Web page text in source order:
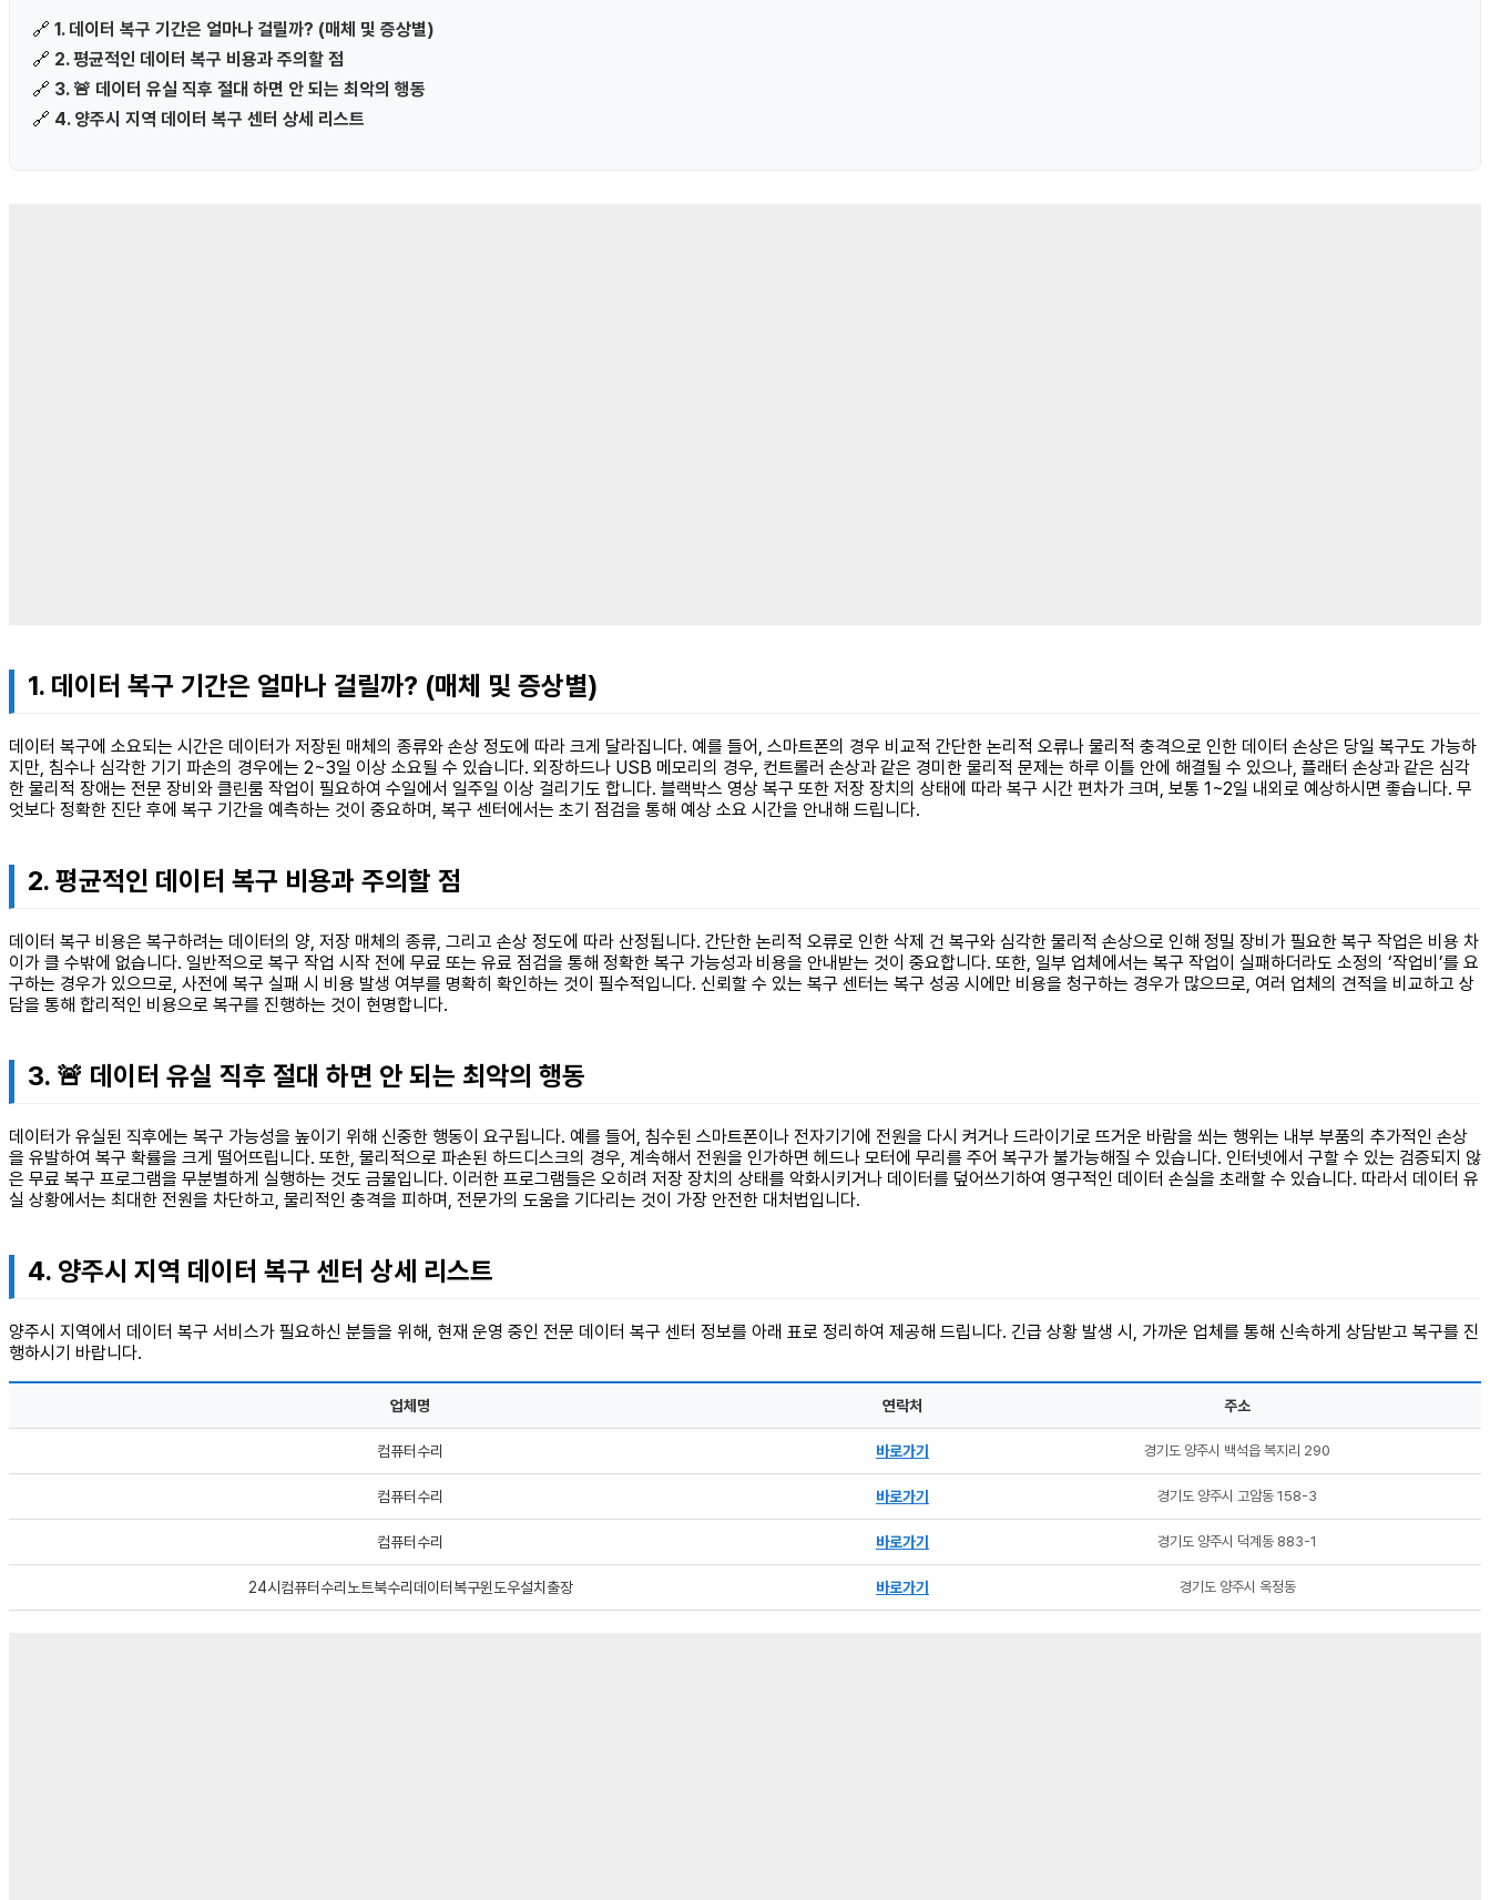
🔗 1. 데이터 복구 기간은 얼마나 걸릴까? (매체 및 증상별)
🔗 2. 평균적인 데이터 복구 비용과 주의할 점
🔗 3. 🚨 데이터 유실 직후 절대 하면 안 되는 최악의 행동
🔗 4. 양주시 지역 데이터 복구 센터 상세 리스트
1. 데이터 복구 기간은 얼마나 걸릴까? (매체 및 증상별)
데이터 복구에 소요되는 시간은 데이터가 저장된 매체의 종류와 손상 정도에 따라 크게 달라집니다. 예를 들어, 스마트폰의 경우 비교적 간단한 논리적 오류나 물리적 충격으로 인한 데이터 손상은 당일 복구도 가능하
지만, 침수나 심각한 기기 파손의 경우에는 2~3일 이상 소요될 수 있습니다. 외장하드나 USB 메모리의 경우, 컨트롤러 손상과 같은 경미한 물리적 문제는 하루 이틀 안에 해결될 수 있으나, 플래터 손상과 같은 심각
한 물리적 장애는 전문 장비와 클린룸 작업이 필요하여 수일에서 일주일 이상 걸리기도 합니다. 블랙박스 영상 복구 또한 저장 장치의 상태에 따라 복구 시간 편차가 크며, 보통 1~2일 내외로 예상하시면 좋습니다. 무
엇보다 정확한 진단 후에 복구 기간을 예측하는 것이 중요하며, 복구 센터에서는 초기 점검을 통해 예상 소요 시간을 안내해 드립니다.
2. 평균적인 데이터 복구 비용과 주의할 점
데이터 복구 비용은 복구하려는 데이터의 양, 저장 매체의 종류, 그리고 손상 정도에 따라 산정됩니다. 간단한 논리적 오류로 인한 삭제 건 복구와 심각한 물리적 손상으로 인해 정밀 장비가 필요한 복구 작업은 비용 차
이가 클 수밖에 없습니다. 일반적으로 복구 작업 시작 전에 무료 또는 유료 점검을 통해 정확한 복구 가능성과 비용을 안내받는 것이 중요합니다. 또한, 일부 업체에서는 복구 작업이 실패하더라도 소정의 ‘작업비’를 요
구하는 경우가 있으므로, 사전에 복구 실패 시 비용 발생 여부를 명확히 확인하는 것이 필수적입니다. 신뢰할 수 있는 복구 센터는 복구 성공 시에만 비용을 청구하는 경우가 많으므로, 여러 업체의 견적을 비교하고 상
담을 통해 합리적인 비용으로 복구를 진행하는 것이 현명합니다.
3. 🚨 데이터 유실 직후 절대 하면 안 되는 최악의 행동
데이터가 유실된 직후에는 복구 가능성을 높이기 위해 신중한 행동이 요구됩니다. 예를 들어, 침수된 스마트폰이나 전자기기에 전원을 다시 켜거나 드라이기로 뜨거운 바람을 쐬는 행위는 내부 부품의 추가적인 손상
을 유발하여 복구 확률을 크게 떨어뜨립니다. 또한, 물리적으로 파손된 하드디스크의 경우, 계속해서 전원을 인가하면 헤드나 모터에 무리를 주어 복구가 불가능해질 수 있습니다. 인터넷에서 구할 수 있는 검증되지 않
은 무료 복구 프로그램을 무분별하게 실행하는 것도 금물입니다. 이러한 프로그램들은 오히려 저장 장치의 상태를 악화시키거나 데이터를 덮어쓰기하여 영구적인 데이터 손실을 초래할 수 있습니다. 따라서 데이터 유
실 상황에서는 최대한 전원을 차단하고, 물리적인 충격을 피하며, 전문가의 도움을 기다리는 것이 가장 안전한 대처법입니다.
4. 양주시 지역 데이터 복구 센터 상세 리스트
양주시 지역에서 데이터 복구 서비스가 필요하신 분들을 위해, 현재 운영 중인 전문 데이터 복구 센터 정보를 아래 표로 정리하여 제공해 드립니다. 긴급 상황 발생 시, 가까운 업체를 통해 신속하게 상담받고 복구를 진
행하시기 바랍니다.
업체명 연락처 주소
컴퓨터수리 바로가기 경기도 양주시 백석읍 복지리 290
컴퓨터수리 바로가기 경기도 양주시 고암동 158-3
컴퓨터수리 바로가기 경기도 양주시 덕계동 883-1
24시컴퓨터수리노트북수리데이터복구윈도우설치출장 바로가기 경기도 양주시 옥정동